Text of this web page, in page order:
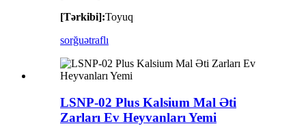
[Tərkibi]:Toyuq
sorğuətraflı
LSNP-02 Plus Kalsium Mal Əti
Zarları Ev Heyvanları Yemi